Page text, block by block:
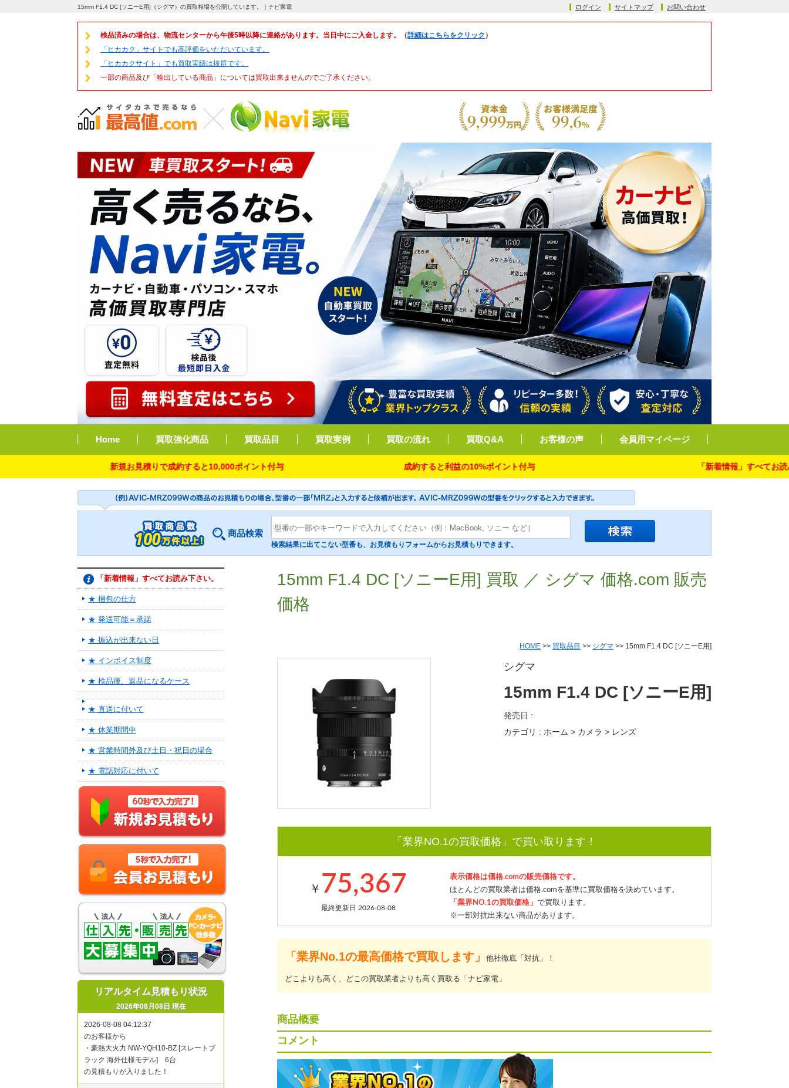
15mm F1.4 DC [ソニーE用]（シグマ）の買取相場を公開しています。｜ナビ家電 ログイン サイトマップ お問い合わせ
検品済みの場合は、物流センターから午後5時以降に連絡があります。当日中にご入金します。（詳細はこちらをクリック ）
「ヒカカク」サイトでも高評価をいただいています。
「ヒカカクサイト」でも買取実績は抜群です。
一部の商品及び「輸出している商品」については買取出来ませんのでご了承ください。
Home 買取強化商品 買取品目 買取実例 買取の流れ 買取Q&A お客様の声 会員用マイページ
新規お見積りで成約すると10,000ポイント付与 成約すると利益の10%ポイント付与 「新着情報」すべてお読み下さい
商品検索
検索結果に出てこない型番も、お見積もりフォームからお見積もりできます。
15mm F1.4 DC [ソニーE用] 買取 ／ シグマ 価格.com 販売
価格
HOME >> 買取品目 >> シグマ >> 15mm F1.4 DC [ソニーE用]
シグマ
15mm F1.4 DC [ソニーE用]
発売日 :
カテゴリ : ホーム > カメラ > レンズ
「業界NO.1の買取価格」で買い取ります！
￥ 75,367
最終更新日 2026-08-08
表示価格は価格.comの販売価格です。
ほとんどの買取業者は価格.comを基準に買取価格を決めています。
「業界NO.1の買取価格」 で買取ります。
※一部対抗出来ない商品があります。
「業界No.1の最高価格で買取します」 他社徹底「対抗」！
どこよりも高く、どこの買取業者よりも高く買取る「ナビ家電」
商品概要
コメント
「新着情報」すべてお読み下さい。
★ 梱包の仕方
★ 発送可能＝承諾
★ 振込が出来ない日
★ インボイス制度
★ 検品後、返品になるケース
★ 直送に付いて
★ 休業期間中
★ 営業時間外及び土日・祝日の場合
★ 電話対応に付いて
リアルタイム見積もり状況
2026年08月08日 現在